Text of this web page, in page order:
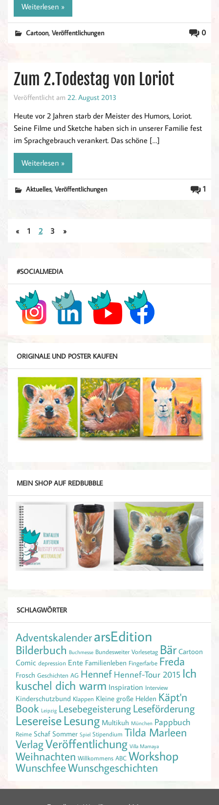
Weiterlesen »
0
Cartoon,Veröffentlichungen
Zum 2.Todestag von Loriot
Veröffentlicht am 22. August 2013
Heute vor 2 Jahren starb der Meister des Humors, Loriot.
Seine Filme und Sketche haben sich in unserer Familie fest
im Sprachgebrauch verankert. Das schöne […]
Weiterlesen »
1
Aktuelles,Veröffentlichungen
« 1 2 3 »
#SOCIALMEDIA
ORIGINALE UND POSTER KAUFEN
MEIN SHOP AUF REDBUBBLE
SCHLAGWÖRTER
AdventskalenderarsEdition
Bilderbuch Buchmesse Bundesweiter Vorlesetag Bär Cartoon
Comic depression Ente Familienleben Fingerfarbe Freda
Frosch Geschichten AG Hennef Hennef-Tour 2015 Ich
kuschel dich warm Inspiration Interview
Kinderschutzbund Klappen Kleine große Helden Käpt'n
Book Leipzig LesebegeisterungLeseförderung
LesereiseLesung Multikuh München Pappbuch
Reime Schaf Sommer Spiel Stipendium Tilda Marleen
VerlagVeröffentlichung Villa Mamaya
Weihnachten Willkommens ABC Workshop
WunschfeeWunschgeschichten